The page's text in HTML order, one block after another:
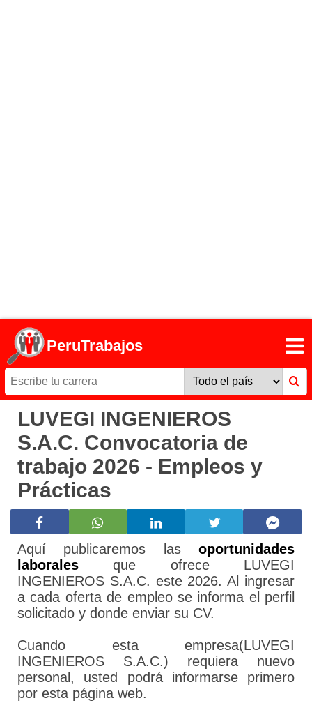
PeruTrabajos
LUVEGI INGENIEROS
S.A.C. Convocatoria de
trabajo 2026 - Empleos y
Prácticas
Aquí publicaremos las oportunidades
laborales que ofrece LUVEGI
INGENIEROS S.A.C. este 2026. Al ingresar
a cada oferta de empleo se informa el perfil
solicitado y donde enviar su CV.
Cuando esta empresa(LUVEGI
INGENIEROS S.A.C.) requiera nuevo
personal, usted podrá informarse primero
por esta página web.